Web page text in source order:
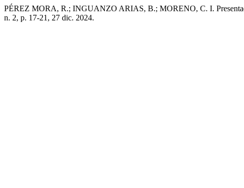
PÉREZ MORA, R.; INGUANZO ARIAS, B.; MORENO, C. I.
n. 2, p. 17-21, 27 dic. 2024.